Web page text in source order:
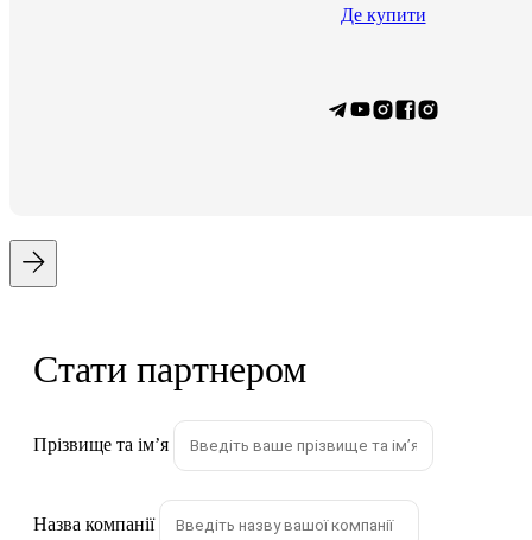
Де купити
Стати партнером
Прізвище та імʼя
Назва компанії